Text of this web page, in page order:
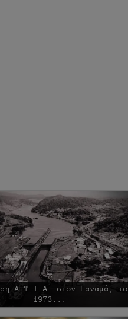
Α.Τ.Ι.Α. στον Παναμά, το
1973...